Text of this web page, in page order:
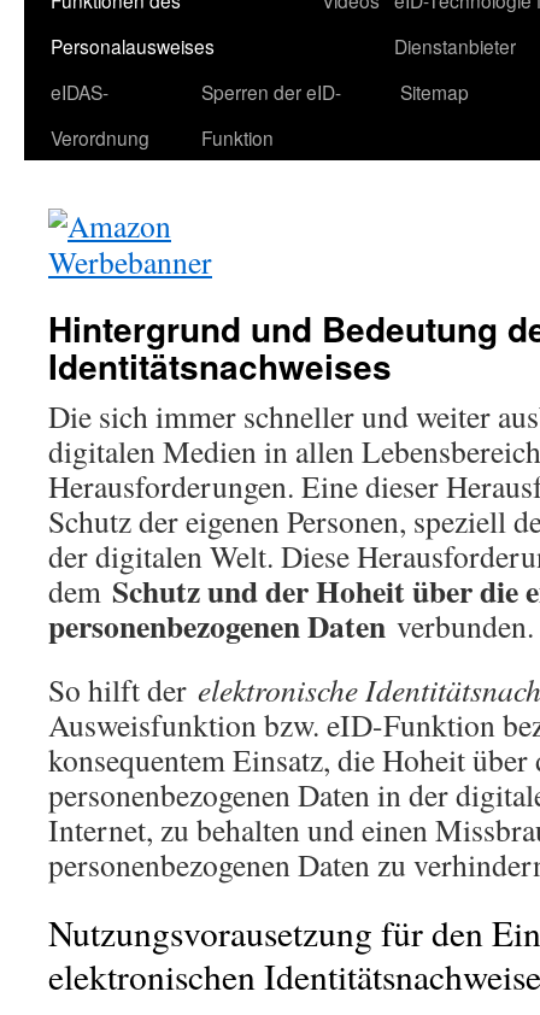
Personalausweises
Dienstanbieter
eIDAS-
Verordnung
Sperren der eID-
Funktion
Sitemap
Hintergrund und Bedeutung
Identitätsnachweises
Die sich immer schneller und weiter
digitalen Medien in allen
Herausforderungen. Eine dieser
Schutz der eigenen Personen, speziell
der digitalen Welt. Diese
dem Schutz und der Hoheit über die
personenbezogenen Daten verbunden.
So hilft der elektronische
Ausweisfunktion bzw. eID-Funktion
konsequentem Einsatz, die Hoheit über
personenbezogenen Daten in der
Internet, zu behalten und einen
personenbezogenen Daten zu
Nutzungsvorausetzung für den
elektronischen